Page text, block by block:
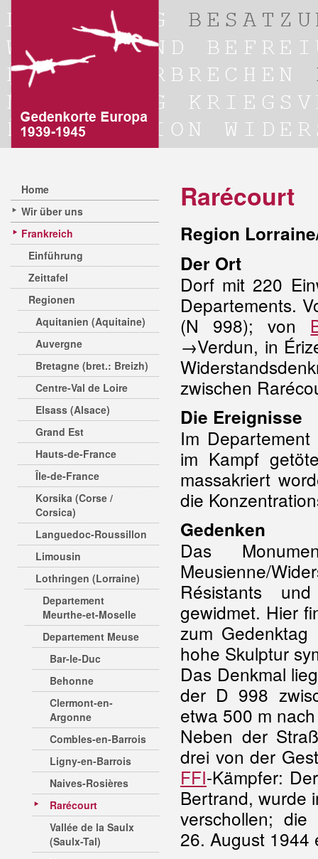
Home
Wir über uns
Frankreich
Einführung
Zeittafel
Regionen
Aquitanien (Aquitaine)
Auvergne
Bretagne (bret.: Breizh)
Centre-Val de Loire
Elsass (Alsace)
Grand Est
Hauts-de-France
Île-de-France
Korsika (Corse /
Corsica)
Languedoc-Roussillon
Limousin
Lothringen (Lorraine)
Departement
Meurthe-et-Moselle
Departement Meuse
Bar-le-Duc
Behonne
Clermont-en-
Argonne
Combles-en-Barrois
Ligny-en-Barrois
Naives-Rosières
Rarécourt
Vallée de la Saulx
(Saulx-Tal)
Rarécourt
Region
Der Ort
Dorf mit 220
Departements.
(N 998); von
→Verdun, in
zwischen
Die Ereignisse
Im Departement
im Kampf
massakriert
die
Gedenken
Das
Meusienne/
Résistants
gewidmet. Hier
zum
hohe Skulptur
Das Denkmal
der D 998
etwa 500 m
Neben der
drei von der
FFI-Kämpfer:
Bertrand, wurde
verschollen;
26. August 1944